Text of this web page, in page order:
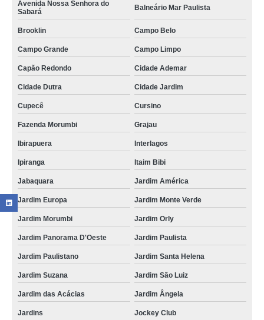
Avenida Nossa Senhora do
Sabará
Balneário Mar Paulista
Brooklin Campo Belo
Campo Grande Campo Limpo
Capão Redondo Cidade Ademar
Cidade Dutra Cidade Jardim
Cupecê Cursino
Fazenda Morumbi Grajau
Ibirapuera Interlagos
Ipiranga Itaim Bibi
Jabaquara Jardim América
Jardim Europa Jardim Monte Verde
Jardim Morumbi Jardim Orly
Jardim Panorama D'Oeste Jardim Paulista
Jardim Paulistano Jardim Santa Helena
Jardim Suzana Jardim São Luiz
Jardim das Acácias Jardim Ângela
Jardins Jockey Club